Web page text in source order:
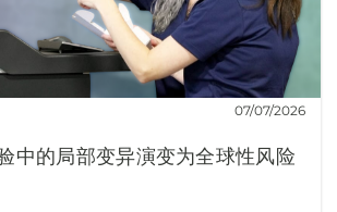
07/07/2026
中的局部变异演变为全球性风险